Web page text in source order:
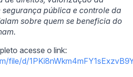
pública e controle da
sobre quem se beneficia do
acesse o link:
file/d/